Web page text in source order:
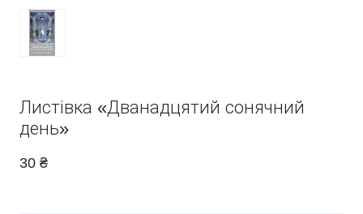
Листівка «Дванадцятий сонячний
день»
30 ₴